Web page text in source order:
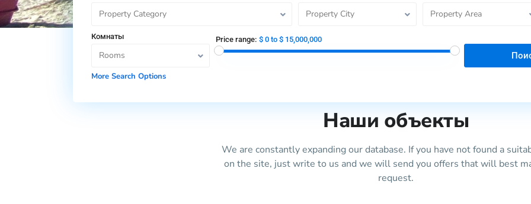
Property Category Property City Property Area
Комнаты
Rooms
Price range: $ 0 to $ 15,000,000
More Search Options
Наши объекты
We are constantly expanding our database. If you have not found a
on the site, just write to us and we will send you offers that will best
request.